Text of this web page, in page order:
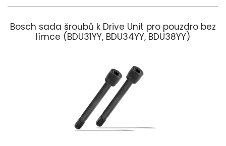
Bosch sada šroubů k Drive Unit pro pouzdro bez
límce (BDU31YY, BDU34YY, BDU38YY)